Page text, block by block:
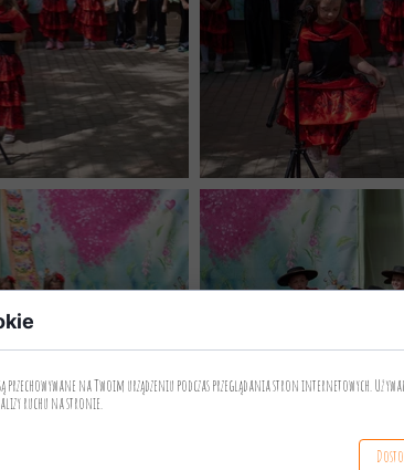
przechowywane na Twoim urządzeniu podczas przeglądania stron internetowych.
ruchu na stronie.